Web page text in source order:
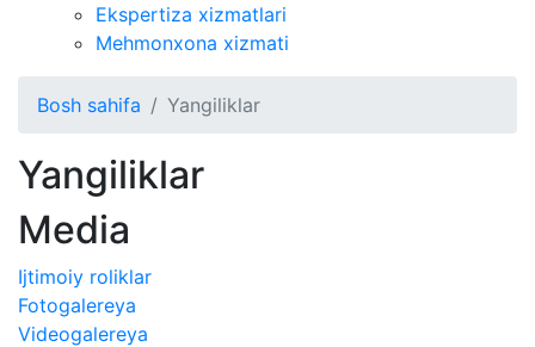
Ekspertiza xizmatlari
Mehmonxona xizmati
Bosh sahifa Yangiliklar
Yangiliklar
Media
Ijtimoiy roliklar
Fotogalereya
Videogalereya